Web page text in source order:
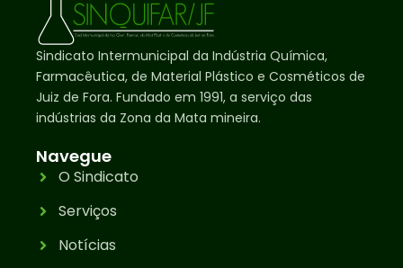
Sindicato Intermunicipal da Indústria Química,
Farmacêutica, de Material Plástico e Cosméticos de
Juiz de Fora. Fundado em 1991, a serviço das
indústrias da Zona da Mata mineira.
Navegue
O Sindicato
Serviços
Notícias